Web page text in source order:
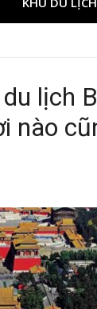
lịch
nào